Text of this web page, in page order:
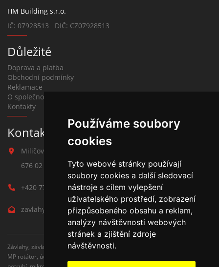
Používáme soubory
cookies
Tyto webové stránky používají
soubory cookies a další sledovací
nástroje s cílem vylepšení
uživatelského prostředí, zobrazení
přizpůsobeného obsahu a reklam,
analýzy návštěvnosti webových
stránek a zjištění zdroje
návštěvnosti.
HM Building s.r.o.
IČ: 07928513 DIČ: CZ07928513
Důležité
Doprava a platba
Obchodní podmínky
Reklamace
O společnosti
Kontakty
Kontakt na závlahy
Miličova 541
676 02 Moravské Budějovice
+420 777 780 938
zavlahy@hmbuilding.cz
Závlahy, závlahové systémy, AZS, postřikovače, trysky, kapenkova závlaha,
MP rotátor, úderove postřikovače, automatické zavlažovaní, kapkovací